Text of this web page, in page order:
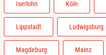
Iserlohn Köln
Lippstadt Ludwigsburg
Magdeburg Mainz